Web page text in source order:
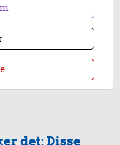
det: Disse